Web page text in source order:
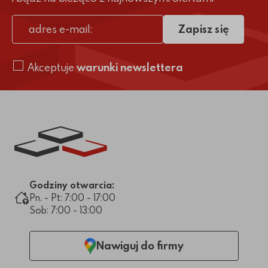
adres e-mail
Akceptuje warunki newslettera
Zapisz się
Link do strony głównej
Godziny otwarcia:
Pn. - Pt: 7:00 - 17:00
Sob: 7:00 - 13:00
Nawiguj do firmy